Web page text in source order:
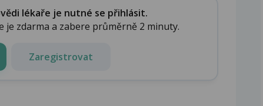
lékaře je nutné se přihlásit.
je zdarma a zabere průměrně 2 minuty.
Zaregistrovat